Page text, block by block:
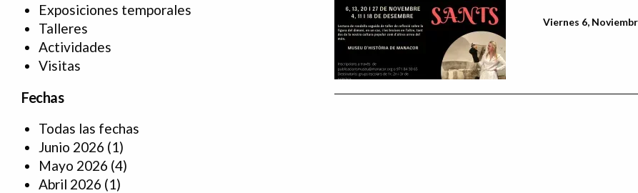
Exposiciones temporales
Talleres
Actividades
Visitas
Fechas
Todas las fechas
Junio 2026 (1)
Mayo 2026 (4)
Abril 2026 (1)
Viernes 6,